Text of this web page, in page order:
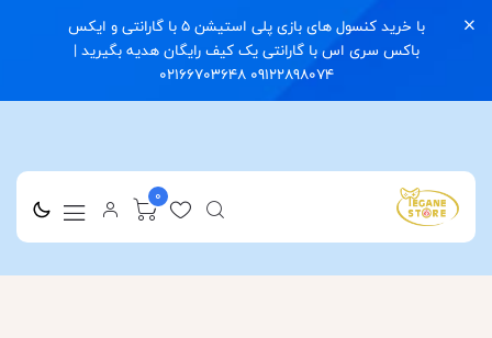
با خرید کنسول های بازی پلی استیشن 5 با گارانتی و ایکس
باکس سری اس با گارانتی یک کیف رایگان هدیه بگیرید |
09122898074 02166703648
0